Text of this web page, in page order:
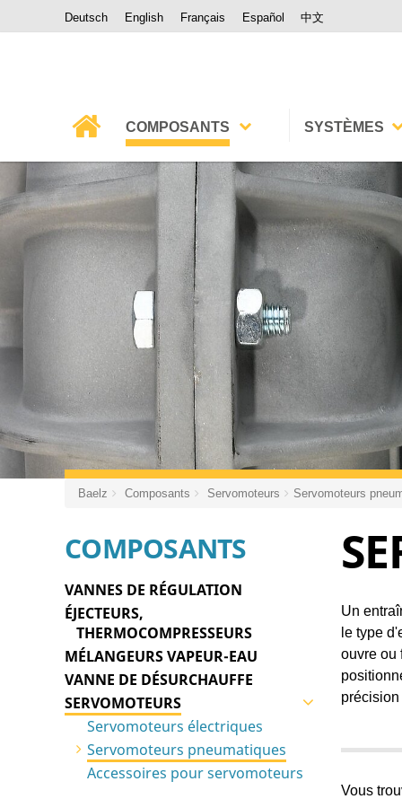
Deutsch English Français Español 中文
COMPOSANTS
Vannes de régulation
Éjecteurs,
Thermocompresseurs
Mélangeurs vapeur-eau
Vanne de désurchauffe
Servomoteurs
Régulateurs
Technique de
commande
Échangeurs de chaleur
Bâches
Sondes, capteurs
Thermostats,
contacteurs, pompes
Robinetterie et
accessoires
Pièces de rechange
SYSTÈMES
Vapeur
Eau
Hybride
Huile thermique
Froid
Baelz Composants Servomoteurs Servomoteurs
COMPOSANTS
VANNES DE RÉGULATION
ÉJECTEURS,
THERMOCOMPRESSEURS
MÉLANGEURS VAPEUR-EAU
VANNE DE DÉSURCHAUFFE
SERVOMOTEURS
Servomoteurs électriques
Servomoteurs pneumatiques
Accessoires pour servomoteurs
Un
le type
ouvre ou
Vous